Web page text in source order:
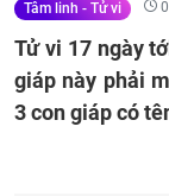
Tâm linh - Tử vi
Tử vi 17 ngày
giáp này phải
3 con giáp có